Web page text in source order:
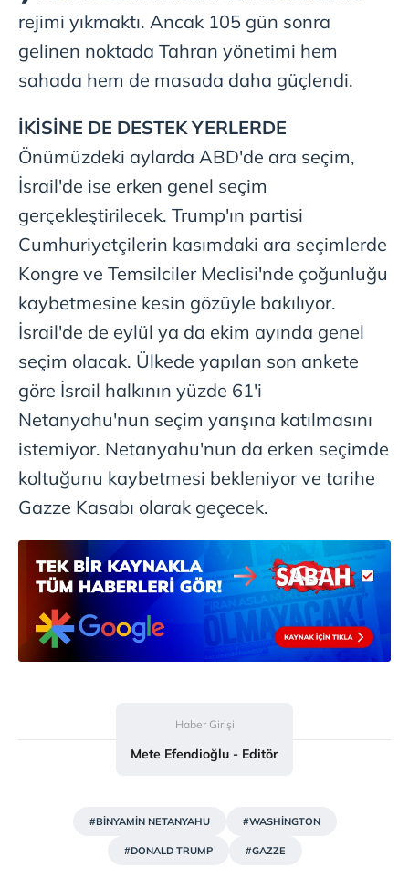
Sizlere daha iyi bir hizmet sunabilmek için İnternet
Sitemizde kendimize ve üçüncü kişilere ait çerezler
verileriniz işlenmekte olup gerekli olan çerezler bilgi
kullanılmaktadır. Diğer çerezler, sitemizin daha işlevsel
kılınması ve kişiselleştirilmesi ve sizlere yönelik
reklam/pazarlama faaliyetlerinin yapılması, amaçlarıyla
sınırlı olarak açık rızanız dahilinde kullanılacaktır.
Çerezlere ilişkin tercihlerinizi aşağıda yer alan panel
vasıtasıyla belirleyebilirsiniz. Çerezlere ilişkin detaylı bilgi
için Ayarlar butonuna tıklayabilir,
Çerez Bilgilendirme
Metnimiziziyaret edebilirsiniz.
6698 sayılı Kişisel Verilerin Korunması Kanunu uyarınca
hazırlanmış Aydınlatma Metnimizi okumak ve sitemizde
ilgili mevzuata uygun olarak kullanılan çerezlerle ilgili bilgi
almak için lütfentıklayınız.
rejimi yıkmaktı. Ancak 105 gün sonra
gelinen noktada Tahran yönetimi hem
sahada hem de masada daha güçlendi.
İKİSİNE DE DESTEK YERLERDE
Önümüzdeki aylarda ABD'de ara seçim,
İsrail'de ise erken genel seçim
gerçekleştirilecek. Trump'ın partisi
Cumhuriyetçilerin kasımdaki ara seçimlerde
Kongre ve Temsilciler Meclisi'nde çoğunluğu
kaybetmesine kesin gözüyle bakılıyor.
İsrail'de de eylül ya da ekim ayında genel
seçim olacak. Ülkede yapılan son ankete
göre İsrail halkının yüzde 61'i
Netanyahu'nun seçim yarışına katılmasını
istemiyor. Netanyahu'nun da erken seçimde
koltuğunu kaybetmesi bekleniyor ve tarihe
Gazze Kasabı olarak geçecek.
Haber Girişi
Mete Efendioğlu - Editör
#BİNYAMİN NETANYAHU #WASHİNGTON
#DONALD TRUMP #GAZZE